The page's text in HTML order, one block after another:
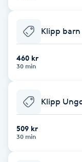
Brynfärgning
Brynplockning
Celluliter
Klipp barn
460 kr
30 min
Klipp
509 kr
30 min